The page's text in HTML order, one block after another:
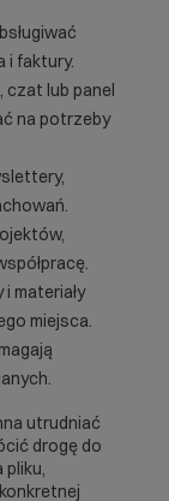
i faktury.
czat lub panel
na potrzeby
materiały
miejsca.
utrudniać
drogę do
pliku,